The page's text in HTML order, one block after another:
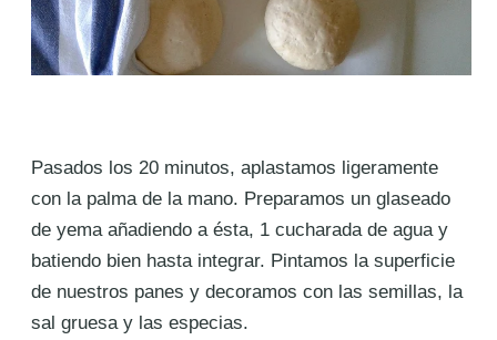
Pasados los 20 minutos, aplastamos ligeramente
con la palma de la mano. Preparamos un glaseado
de yema añadiendo a ésta, 1 cucharada de agua y
batiendo bien hasta integrar. Pintamos la superficie
de nuestros panes y decoramos con las semillas, la
sal gruesa y las especias.